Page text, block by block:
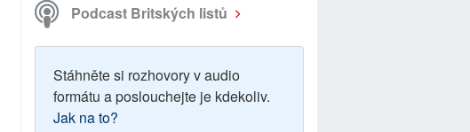
Podcast Britských listů
Stáhněte si rozhovory v audio
formátu a poslouchejte je kdekoliv.
Jak na to?